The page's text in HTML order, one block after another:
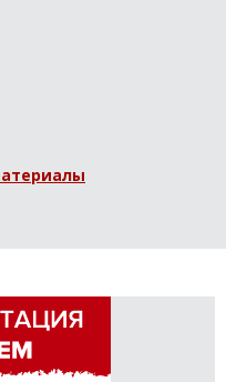
строгий
как